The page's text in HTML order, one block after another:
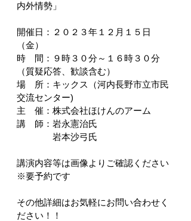
内外情勢」
開催日：２０２３年１２月１５日
（金）
時　間：９時３０分～１６時３０分
（質疑応答、歓談含む）
場　所：キックス（河内長野市立市民
交流センター)
主　催：株式会社ほけんのアーム
講　師：岩永憲治氏
岩本沙弓氏
講演内容等は画像よりご確認ください
※要予約です
その他詳細はお気軽にお問い合わせく
ださい！！